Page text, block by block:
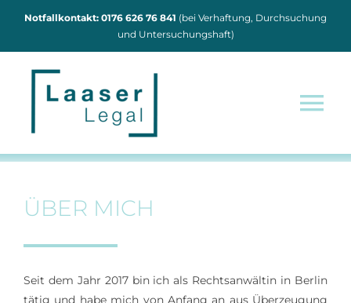
Notfallkontakt: 0176 626 76 841 (bei Verhaftung, Durchsuchung
und Untersuchungshaft)
Home
Tätigkeit
ÜBER MICH
Seit dem Jahr 2017 bin ich als Rechtsanwältin in Berlin
tätig und habe mich von Anfang an aus Überzeugung